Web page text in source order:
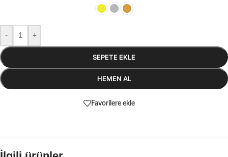
- +
SEPETE EKLE
HEMEN AL
Favorilere ekle